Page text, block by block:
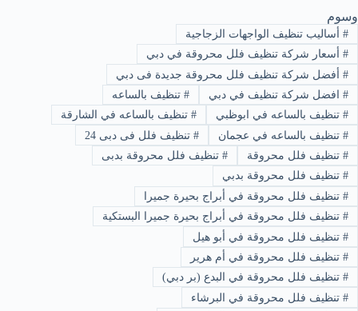
وسوم
#أساليب تنظيف الواجهات الزجاجية
#أسعار شركة تنظيف فلل محروقة في دبي
#أفضل شركة تنظيف فلل محروقة جديدة فى دبي
#افضل شركة تنظيف في دبي #تنظيف بالساعه
#تنظيف بالساعه في ابوظبي #تنظيف بالساعه في الشارقة
#تنظيف بالساعه في عجمان #تنظيف فلل فى دبى 24
#تنظيف فلل محروقة #تنظيف فلل محروقة بدبى
#تنظيف فلل محروقة بدبي
#تنظيف فلل محروقة في أبراج بحيرة جميرا
#تنظيف فلل محروقة في أبراج بحيرة جميرا البستكية
#تنظيف فلل محروقة في أبو هيل
#تنظيف فلل محروقة في أم هرير
#تنظيف فلل محروقة في البدع (بر دبي)
#تنظيف فلل محروقة في البرشاء